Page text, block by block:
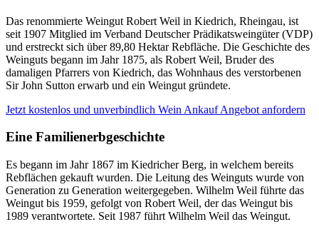
Das renommierte Weingut Robert Weil in Kiedrich, Rheingau, ist
seit 1907 Mitglied im Verband Deutscher Prädikatsweingüter (VDP)
und erstreckt sich über 89,80 Hektar Rebfläche. Die Geschichte des
Weinguts begann im Jahr 1875, als Robert Weil, Bruder des
damaligen Pfarrers von Kiedrich, das Wohnhaus des verstorbenen
Sir John Sutton erwarb und ein Weingut gründete.
Jetzt kostenlos und unverbindlich Wein Ankauf Angebot anfordern
Eine Familienerbgeschichte
Es begann im Jahr 1867 im Kiedricher Berg, in welchem bereits
Rebflächen gekauft wurden. Die Leitung des Weinguts wurde von
Generation zu Generation weitergegeben. Wilhelm Weil führte das
Weingut bis 1959, gefolgt von Robert Weil, der das Weingut bis
1989 verantwortete. Seit 1987 führt Wilhelm Weil das Weingut.